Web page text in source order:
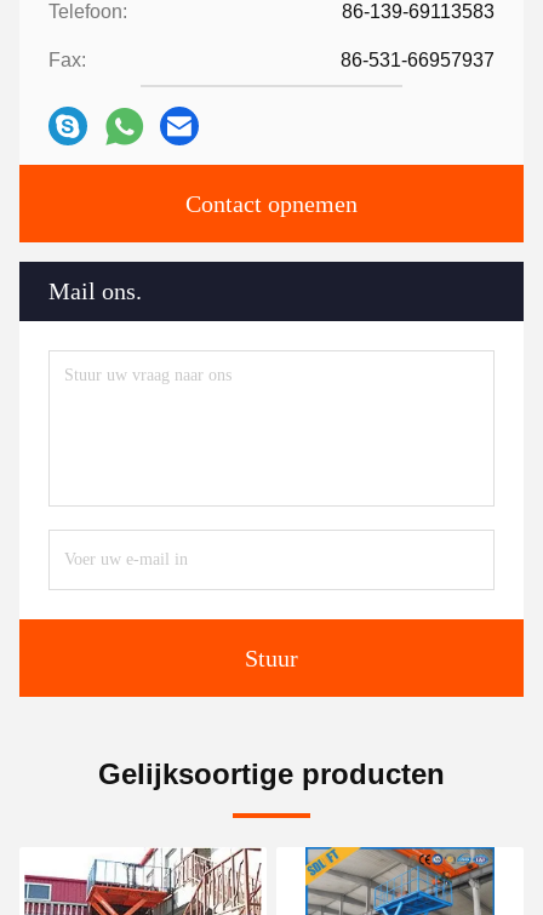
Telefoon: 86-139-69113583
Fax: 86-531-66957937
Contact opnemen
Mail ons.
Stuur
Gelijksoortige producten